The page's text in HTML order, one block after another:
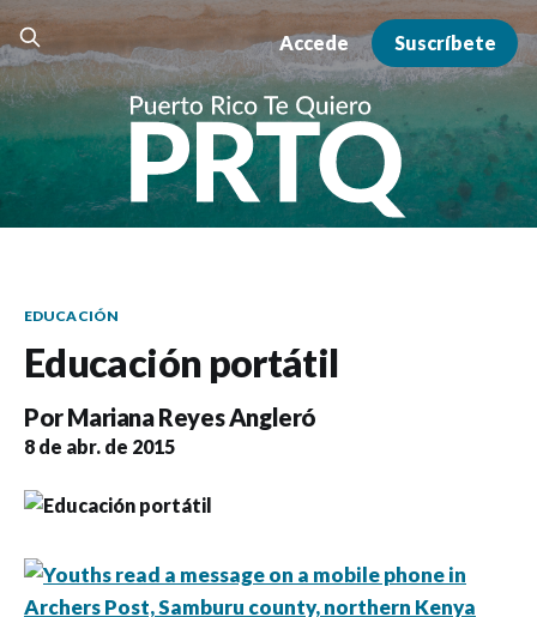
Accede Suscríbete
EDUCACIÓN
Educación portátil
PorMariana Reyes Angleró
8 de abr. de 2015